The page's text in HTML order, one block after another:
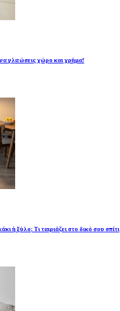
γλιτώσεις χώρο και χρήμα!
ή ξύλο; Τι ταιριάζει στο δικό σου σπίτι